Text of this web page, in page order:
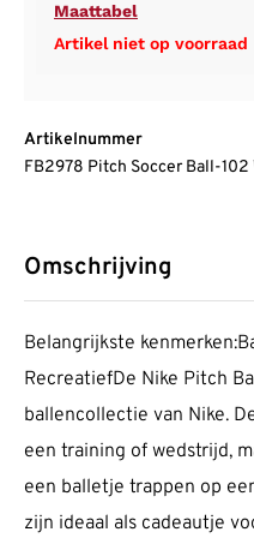
Maattabel
Artikel niet op voorraad
Artikelnummer
FB2978 Pitch Soccer Ball-
Omschrijving
Belangrijkste
RecreatiefDe Nike Pitch
ballencollectie van Nike.
een training of wedstrijd,
een balletje trappen op
zijn ideaal als cadeautje